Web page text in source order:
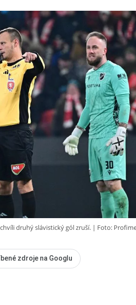
druhý slávistický gól zruší. Foto:
zdroje na Googlu